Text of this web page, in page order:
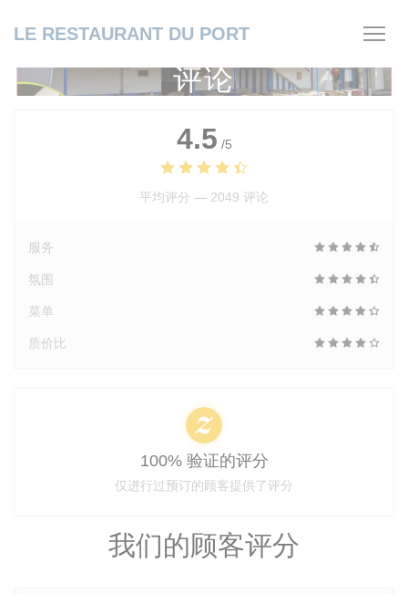
LE RESTAURANT DU PORT
评论
我们的顾客评分
4.5 /5
平均评分 — 2049 评论
服务
氛围
菜单
质价比
100% 验证的评分
仅进行过预订的顾客提供了评分